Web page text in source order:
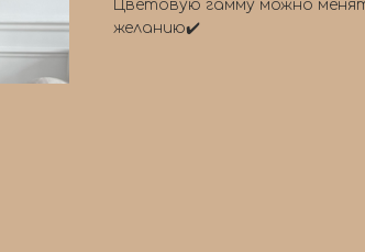
Цветовую гамму можно
желанию✔️